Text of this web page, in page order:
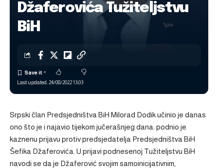
Džaferovića Tužiteljstvu
BiH
Last updated: 24/08/2022 13:03
Srpski član Predsjedništva BiH Milorad Dodik učinio je danas
ono što je i najavio tijekom jučerašnjeg dana: podnio je
kaznenu prijavu protiv predsjedatelja Predsjedništva BiH
Šefika Džaferovića. U prijavi podnesenoj Tužiteljstvu BiH
navodi se da je Džaferović svojim samoinicijativnim,